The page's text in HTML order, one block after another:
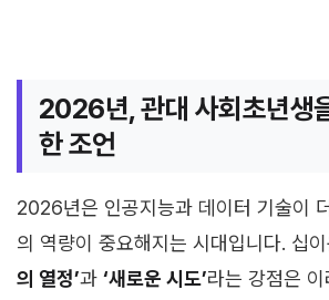
2026년, 관대 사회초년생
한 조언
2026년은 인공지능과 데이터 기술이
의 역량이 중요해지는 시대입니다. 십
의 열정’과 ‘새로운 시도’라는 강점은